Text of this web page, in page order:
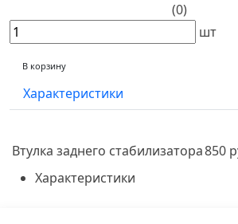
(0)
шт
В корзину
Характеристики
Втулка заднего стабилизатора850
Характеристики